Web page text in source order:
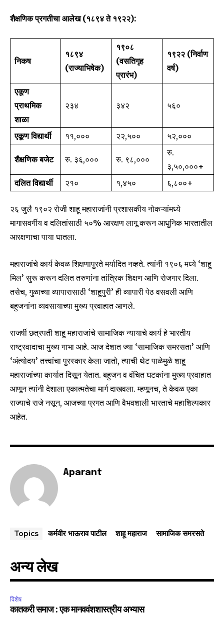
Fans Followers
शैक्षणिक प्रगतीचा आलेख (१८९४ ते १९२२):
निकष
१८९४
(राज्याभिषेक)
१९०८
(वसतिगृह
प्रारंभ)
१९२२ (निर्वाण
वर्ष)
एकूण
प्राथमिक
शाळा
२३४ ३४२ ५६०
एकूण विद्यार्थी ११,००० २२,५०० ५२,०००
शैक्षणिक बजेट रु. ३६,००० रु. ९८,०००
रु.
३,५०,०००+
दलित विद्यार्थी
२१० १,४५० ६,८००+
२६ जुलै १९०२ रोजी शाहू महाराजांनी प्रशासकीय नोकऱ्यांमध्ये
मागासवर्गीय व दलितांसाठी ५०% आरक्षण लागू करून आधुनिक भारतातील
आरक्षणाचा पाया घातला.
महाराजांचे कार्य केवळ शिक्षणापुरते मर्यादित नव्हते. त्यांनी १९०६ मध्ये ‘शाहू
मिल’ सुरू करून दलित तरुणांना तांत्रिक शिक्षण आणि रोजगार दिला.
तसेच, गुळाच्या व्यापारासाठी ‘शाहूपुरी’ ही व्यापारी पेठ वसवली आणि
बहुजनांना व्यवसायाच्या मुख्य प्रवाहात आणले.
राजर्षी छत्रपती शाहू महाराजांचे सामाजिक न्यायाचे कार्य हे भारतीय
राष्ट्रवादाचा मुख्य गाभा आहे. आज देशात ज्या ‘सामाजिक समरसता’ आणि
‘अंत्योदय’ तत्त्वांचा पुरस्कार केला जातो, त्याची थेट पाळेमुळे शाहू
महाराजांच्या कार्यात दिसून येतात. बहुजन व वंचित घटकांना मुख्य प्रवाहात
आणून त्यांनी देशाला एकात्मतेचा मार्ग दाखवला. म्हणूनच, ते केवळ एका
राज्याचे राजे नसून, आजच्या प्रगत आणि वैभवशाली भारताचे महाशिल्पकार
आहेत.
Aparant
Topics कर्मवीर भाऊराव पाटील शाहू महाराज सामाजिक समरसते
अन्य लेख
विशेष
कातकरी समाज : एक मानववंशशास्त्रीय अभ्यास